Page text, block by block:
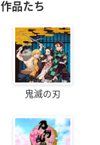
品たち
鬼滅の刃